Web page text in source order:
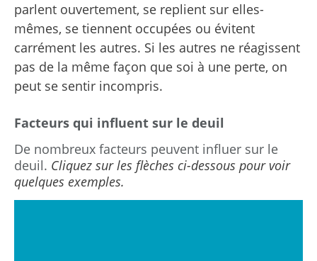
parlent ouvertement, se replient sur elles-
mêmes, se tiennent occupées ou évitent
carrément les autres. Si les autres ne réagissent
pas de la même façon que soi à une perte, on
peut se sentir incompris.
Facteurs qui influent sur le deuil
De nombreux facteurs peuvent influer sur le
deuil. Cliquez sur les flèches ci-dessous pour voir
quelques exemples.